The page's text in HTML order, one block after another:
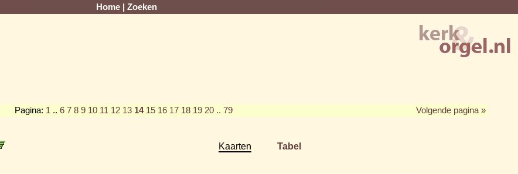
Home Zoeken
Pagina: 1 .. 6 7 8 9 10 11 12 13 14 15 16 17 18 19 20 .. 79 Volgende pagina »
Kaarten Tabel